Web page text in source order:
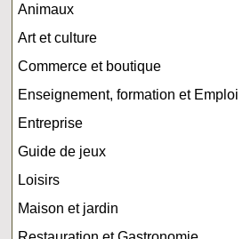
Animaux
Art et culture
Commerce et boutique
Enseignement, formation et Emploi
Entreprise
Guide de jeux
Loisirs
Maison et jardin